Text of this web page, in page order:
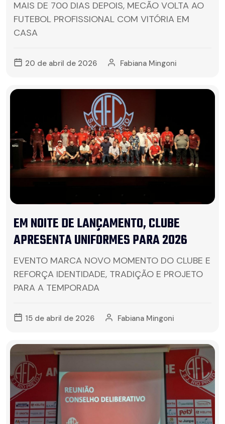
MAIS DE 700 DIAS DEPOIS, MECÃO VOLTA AO
FUTEBOL PROFISSIONAL COM VITÓRIA EM
CASA
20 de abril de 2026 Fabiana Mingoni
EM NOITE DE LANÇAMENTO, CLUBE
APRESENTA UNIFORMES PARA 2026
EVENTO MARCA NOVO MOMENTO DO CLUBE E
REFORÇA IDENTIDADE, TRADIÇÃO E PROJETO
PARA A TEMPORADA
15 de abril de 2026 Fabiana Mingoni